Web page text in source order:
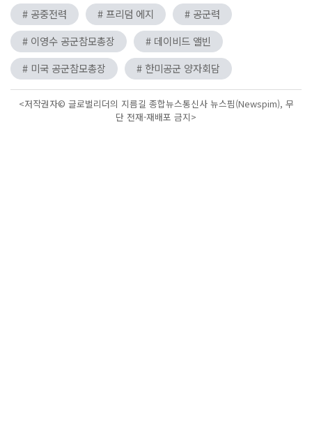
# 공중전력
# 프리덤 에지
# 공군력
# 이영수 공군참모총장
# 데이비드 앨빈
# 미국 공군참모총장
# 한미공군 양자회담
<저작권자© 글로벌리더의 지름길 종합뉴스통신사 뉴스핌(Newspim), 무
단 전재-재배포 금지>